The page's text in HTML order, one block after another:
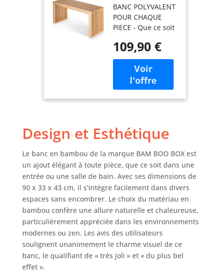
Bench -
Banquette
Entree en
BANC POLYVALENT
POUR CHAQUE
PIECE - Que ce soit
banc entrée,
pratique banc
cuisine,
confortable banc
chambre ou banc
salle à manger
harmonieusement
dans tout intérieur
et se révèle un
véritable
multitalent.
BAMBOU DE
HAUTE QUALITÉ -
ROBUSTE ET
DURABLE -
Fabriqué en
bambou résistant,
ce banc bois
intérieur offre un
109,90 €
Design et Esthétique
Le banc en bambou de la marque BAM BOO BOX est
un ajout élégant à toute pièce, que ce soit dans une
entrée ou une salle de bain. Avec ses dimensions de
90 x 33 x 43 cm, il s’intègre facilement dans divers
espaces sans encombrer. Le choix du matériau en
bambou confère une allure naturelle et chaleureuse,
particulièrement appréciée dans les environnements
modernes ou zen. Les avis des utilisateurs
soulignent unanimement le charme visuel de ce
banc, le qualifiant de « très joli » et « du plus bel
effet ».